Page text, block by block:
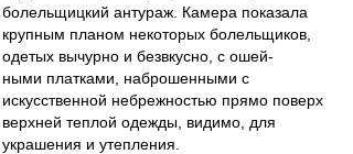
болельщицкий антураж. Камера показала
крупным планом некоторых болельщиков,
одетых вычурно и безвкусно, с ошей-
ными платками, наброшенными с
искусственной небрежностью прямо поверх
верхней теплой одежды, видимо, для
украшения и утепления.